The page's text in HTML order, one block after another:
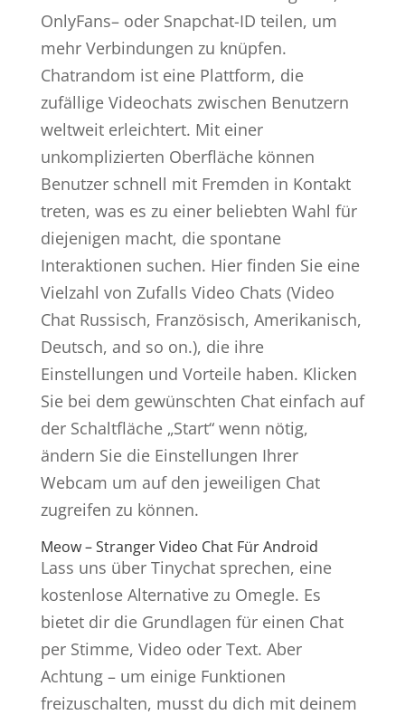
OnlyFans– oder Snapchat-ID teilen, um
mehr Verbindungen zu knüpfen.
Chatrandom ist eine Plattform, die
zufällige Videochats zwischen Benutzern
weltweit erleichtert. Mit einer
unkomplizierten Oberfläche können
Benutzer schnell mit Fremden in Kontakt
treten, was es zu einer beliebten Wahl für
diejenigen macht, die spontane
Interaktionen suchen. Hier finden Sie eine
Vielzahl von Zufalls Video Chats (Video
Chat Russisch, Französisch, Amerikanisch,
Deutsch, and so on.), die ihre
Einstellungen und Vorteile haben. Klicken
Sie bei dem gewünschten Chat einfach auf
der Schaltfläche „Start“ wenn nötig,
ändern Sie die Einstellungen Ihrer
Webcam um auf den jeweiligen Chat
zugreifen zu können.
Meow – Stranger Video Chat Für Android
Lass uns über Tinychat sprechen, eine
kostenlose Alternative zu Omegle. Es
bietet dir die Grundlagen für einen Chat
per Stimme, Video oder Text. Aber
Achtung – um einige Funktionen
freizuschalten, musst du dich mit deinem